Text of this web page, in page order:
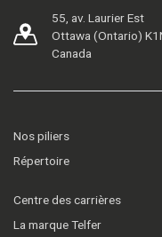
55, av. Laurier Est
Ottawa (Ontario)
Canada
Nos piliers
Répertoire
Centre des carrières
La marque Telfer